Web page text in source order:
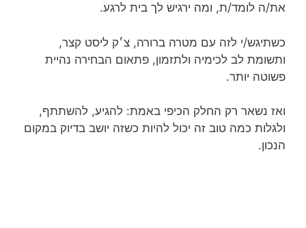
את/ה לומד/ת, ומה ירגיש לך בית לרגע.
כשתיגש/י לזה עם מטרה ברורה, צ׳ק ליסט קצר,
ותשומת לב לכימיה ולתזמון, פתאום הבחירה נהיית
פשוטה יותר.
ואז נשאר רק החלק הכיפי באמת: להגיע, להשתתף,
ולגלות כמה טוב זה יכול להיות כשזה יושב בדיוק במקום
הנכון.